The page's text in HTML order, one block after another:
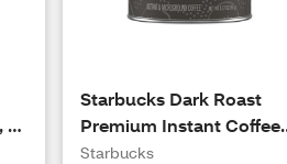
8
Starbucks Dark Roast
Premium Instant Coffee,
3.17 oz
Starbucks